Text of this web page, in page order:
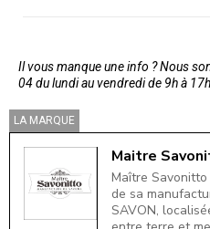
Il vous manque une info ? Nous
04 du lundi au vendredi de 9h à 17h.
LA MARQUE
Maitre
Maître
de sa
SAVON,